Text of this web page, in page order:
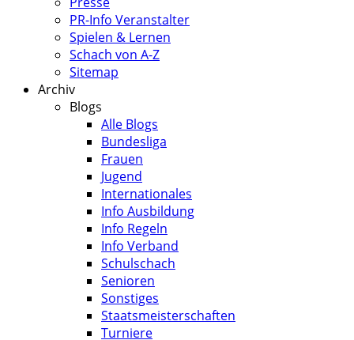
PR-Info Veranstalter
Spielen & Lernen
Schach von A-Z
Sitemap
Archiv
Blogs
Alle Blogs
Bundesliga
Frauen
Jugend
Internationales
Info Ausbildung
Info Regeln
Info Verband
Schulschach
Senioren
Sonstiges
Staatsmeisterschaften
Turniere